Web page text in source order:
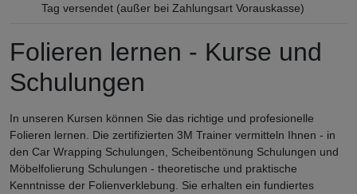
Tag versendet (außer bei Zahlungsart Vorauskasse)
Folieren lernen - Kurse und
Schulungen
In unseren Kursen können Sie das richtige und profesionelle
Folieren lernen. Die zertifizierten 3M Trainer vermitteln Ihnen - in
den Car Wrapping Schulungen, Scheibentönung Schulungen und
Möbelfolierung Schulungen - theoretische und praktische
Kenntnisse der Folienverklebung. Sie erhalten ein fundiertes